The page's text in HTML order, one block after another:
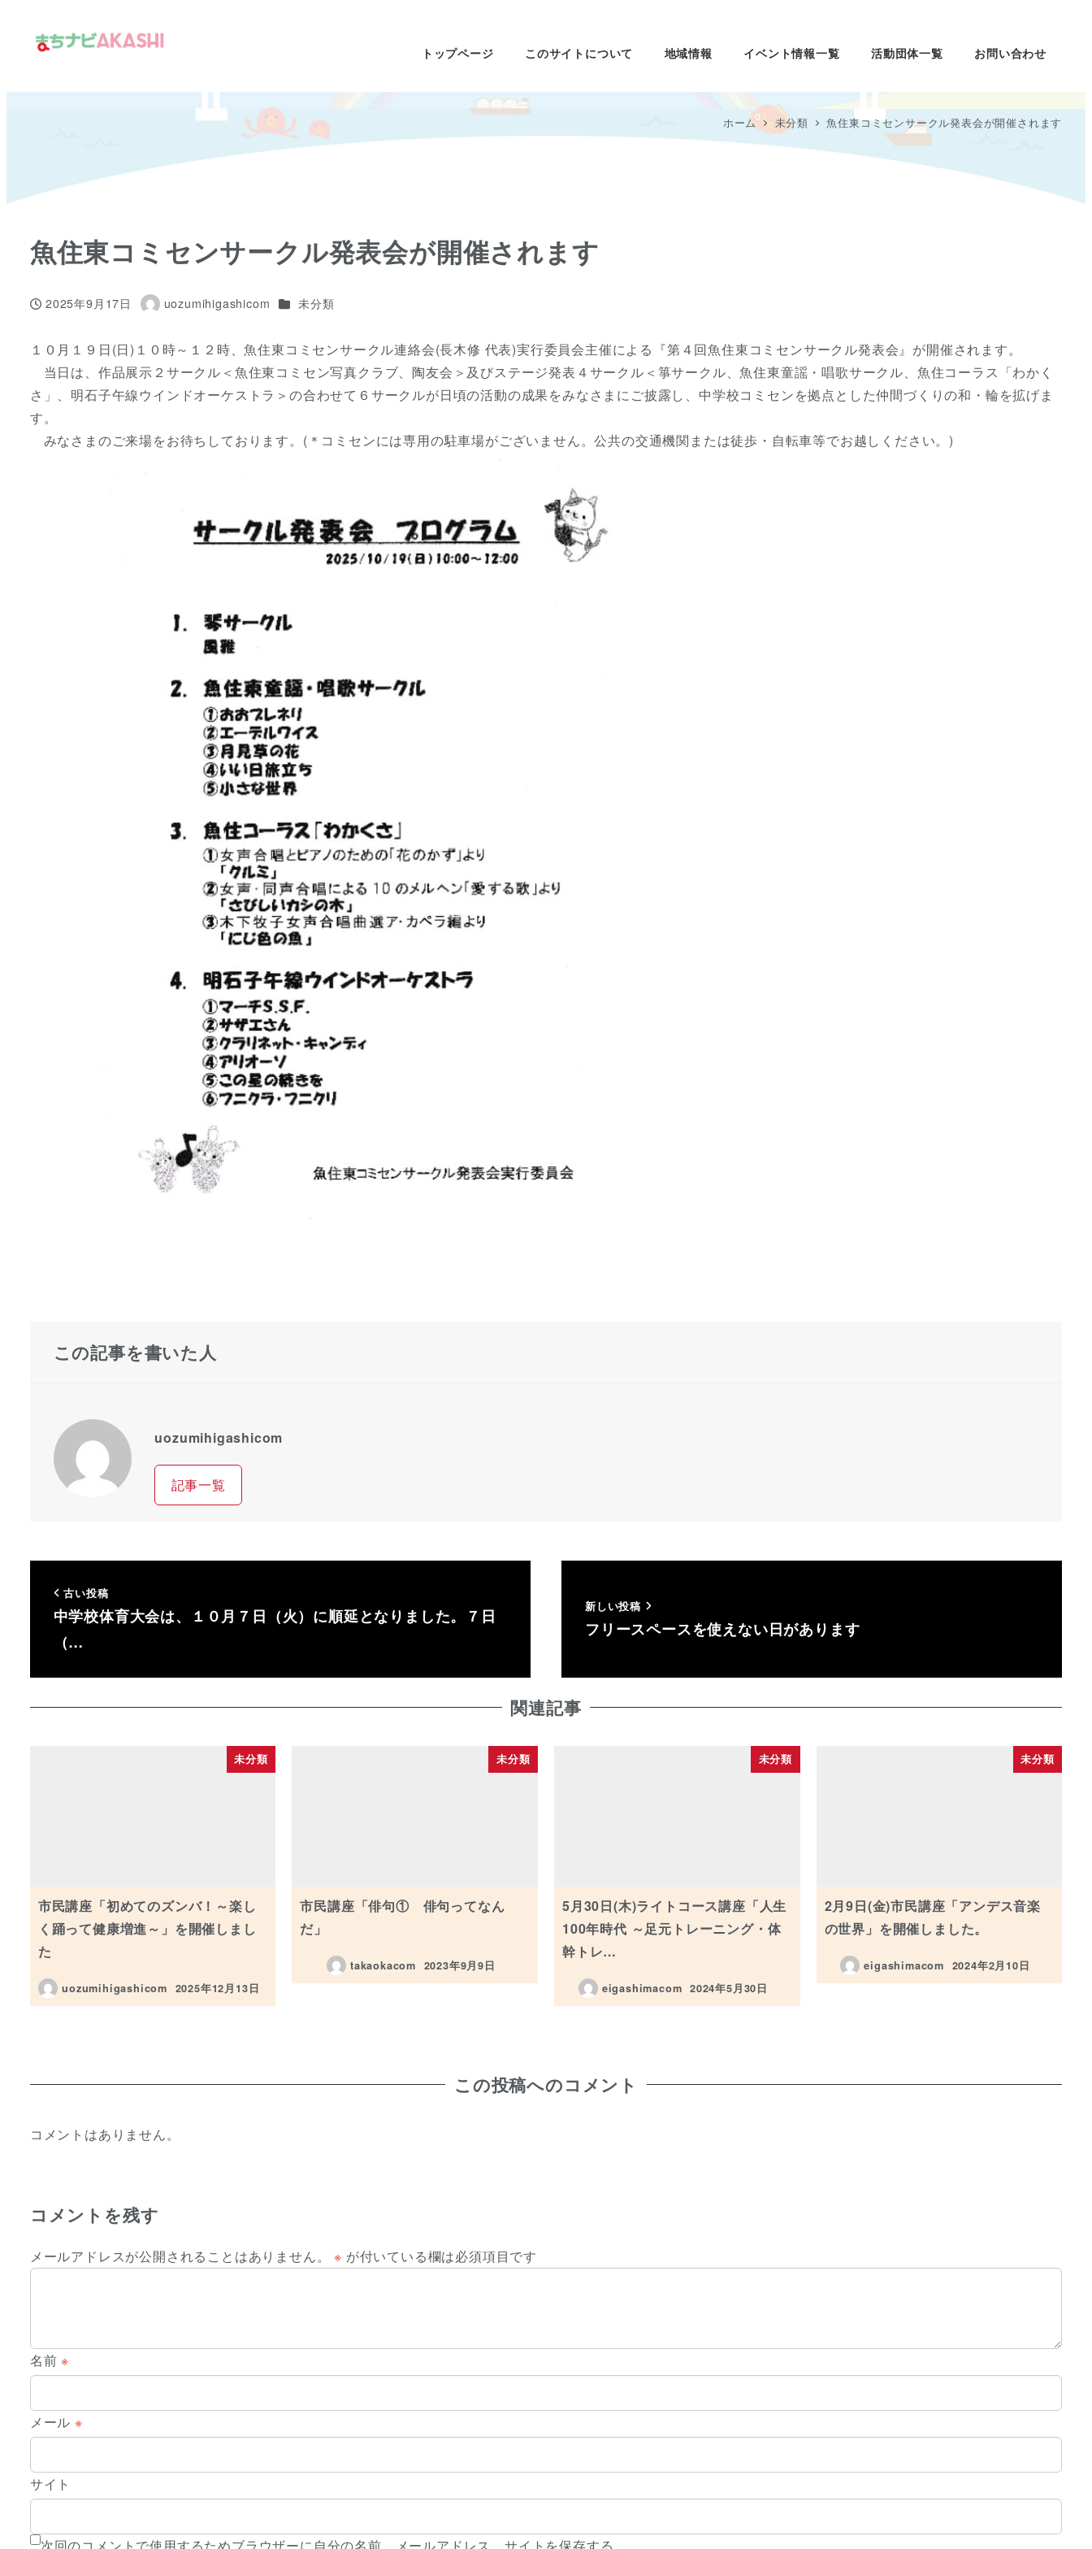
へ
トップページ このサイトについて 地域情報 イベント情報一覧 活動団体一覧 お問い合わせ
ホーム 未分類 魚住東コミセンサークル発表会が開催されます
魚住東コミセンサークル発表会が開催されます
投稿日
2025年9月17日
著
uozumihigashicom カテゴリー
未分類
１０月１９日(日)１０時～１２時、魚住東コミセンサークル連絡会(長木修 代表)実行委員会主催による『第４回魚住東コミセンサークル発表会』が開催されます。
当日は、作品展示２サークル＜魚住東コミセン写真クラブ、陶友会＞及びステージ発表４サークル＜箏サークル、魚住東童謡・唱歌サークル、魚住コーラス「わかく
さ」、明石子午線ウインドオーケストラ＞の合わせて６サークルが日頃の活動の成果をみなさまにご披露し、中学校コミセンを拠点とした仲間づくりの和・輪を拡げま
す。
みなさまのご来場をお待ちしております。(＊コミセンには専用の駐車場がございません。公共の交通機関または徒歩・自転車等でお越しください。)
この記事を書いた人
uozumihigashicom
記事一覧
古い投稿
中学校体育大会は、１０月７日（火）に順延となりました。７日
（…
新しい投稿
フリースペースを使えない日があります
関連記事
未分類
市民講座「初めてのズンバ！～楽し
く踊って健康増進～」を開催しまし
た
uozumihigashicom
投稿日
2025年12月13日
未分類
市民講座「俳句① 俳句ってなん
だ」
takaokacom
投稿日
2023年9月9日
未分類
5月30日(木)ライトコース講座「人生
100年時代 ～足元トレーニング・体
幹トレ…
eigashimacom
投稿日
2024年5月30日
未分類
2月9日(金)市民講座「アンデス音楽
の世界」を開催しました。
eigashimacom
投稿日
2024年2月10日
この投稿へのコメント
コメントはありません。
コメントを残す
メールアドレスが公開されることはありません。 ※ が付いている欄は必須項目です
名前※
メール ※
サイト